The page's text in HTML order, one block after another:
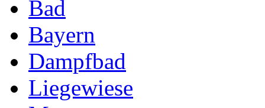
Bad
Bayern
Dampfbad
Liegewiese